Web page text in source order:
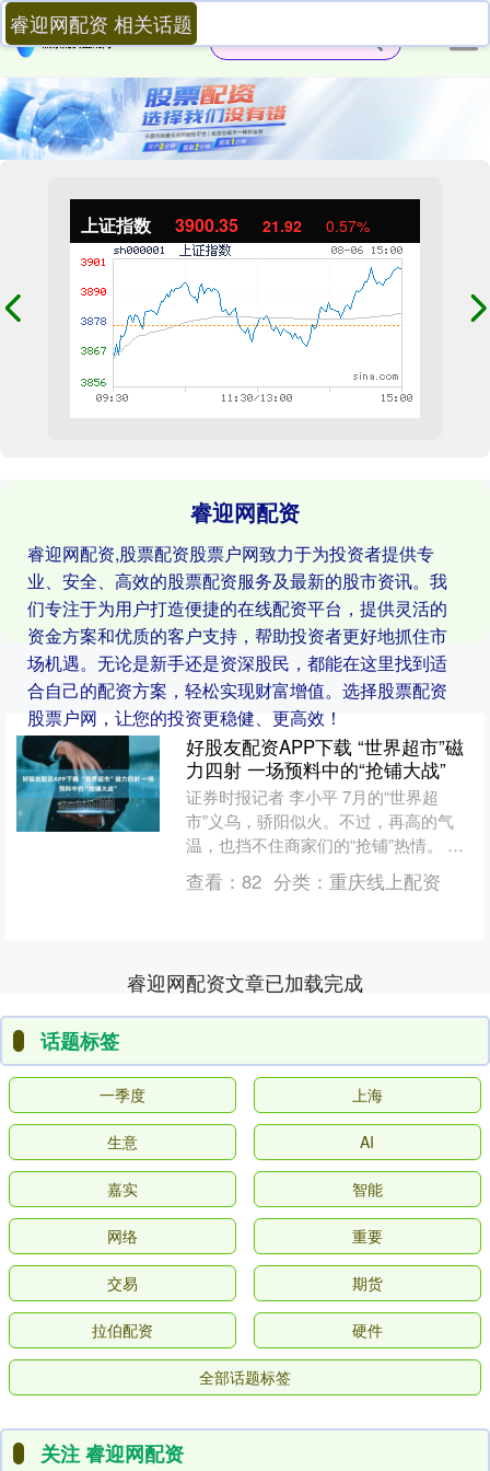
上证指数 3900.35 21.92 0.57%
睿迎网配资
睿迎网配资,股票配资股票户网致力于为投资者提供专
业、安全、高效的股票配资服务及最新的股市资讯。我
们专注于为用户打造便捷的在线配资平台，提供灵活的
资金方案和优质的客户支持，帮助投资者更好地抓住市
场机遇。无论是新手还是资深股民，都能在这里找到适
合自己的配资方案，轻松实现财富增值。选择股票配资
股票户网，让您的投资更稳健、更高效！
睿迎网配资 相关话题
好股友配资APP下载 “世界超市”磁
力四射 一场预料中的“抢铺大战”
证券时报记者 李小平 7月的“世界超
市”义乌，骄阳似火。不过，再高的气
温，也挡不住商家们的“抢铺”热情。 在
这个全球最大的小商品集散地，由小商
品城斥资约83亿元....
查看： 82 分类： 重庆线上配资
睿迎网配资文章已加载完成
话题标签
一季度 上海
生意 AI
嘉实 智能
网络 重要
交易 期货
拉伯配资 硬件
全部话题标签
关注 睿迎网配资